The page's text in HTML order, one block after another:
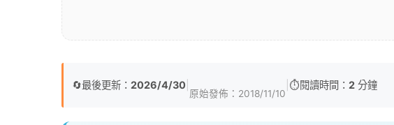
🔄最後更新： 2026/4/30
原始發佈： 2018/11/10
⏱️閱讀時間： 2 分鐘